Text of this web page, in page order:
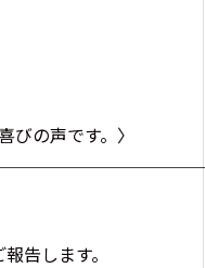
の声です。〉
告します。